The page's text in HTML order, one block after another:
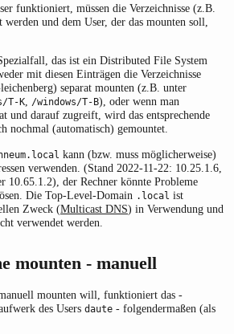
funktioniert, müssen die Verzeichnisse (z.B.
werden und dem User, der das mounten soll,
das ist ein Distributed File System
mit diesen Einträgen die Verzeichnisse
separat mounten (z.B. unter
T-K, /windows/T-B), oder wenn man
und darauf zugreift, wird das entsprechende
nochmal (automatisch) gemountet.
kann (bzw. muss möglicherweise)
verwenden. (Stand 2022-11-22: 10.25.1.6,
10.65.1.2), der Rechner könnte Probleme
Die Top-Level-Domain .local ist
Zweck (Multicast DNS) in Verwendung und
verwendet werden.
mounten - manuell
mounten will, funktioniert das -
des Users daute - folgendermaßen (als